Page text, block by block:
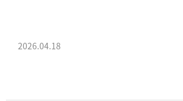
2026.04.18